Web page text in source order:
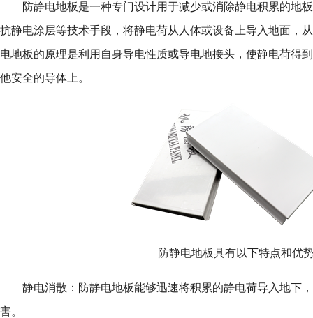
防静电地板是一种专门设计用于减少或消除静电积累的地
抗静电涂层等技术手段，将静电荷从人体或设备上导入地面，
电地板的原理是利用自身导电性质或导电地接头，使静电荷得
他安全的导体上。
防静电地板具有以下特点和优
静电消散：防静电地板能够迅速将积累的静电荷导入地下
害。